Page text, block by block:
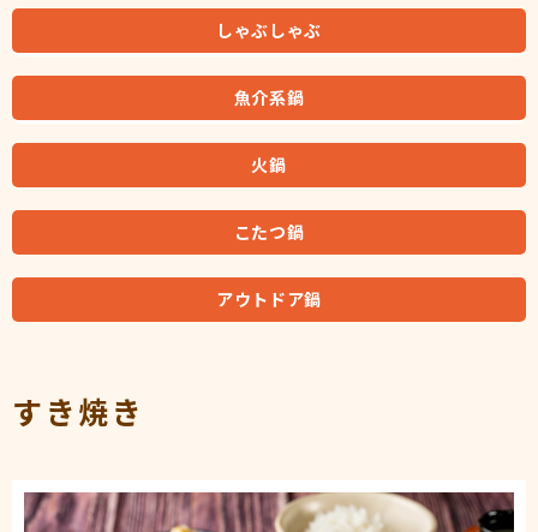
しゃぶしゃぶ
魚介系鍋
火鍋
こたつ鍋
アウトドア鍋
すき焼き